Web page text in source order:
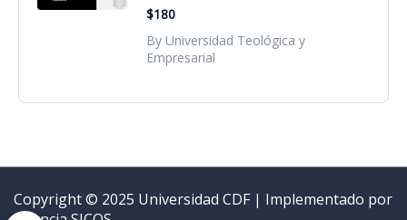
$180
By Universidad Teológica y
Empresarial
Copyright © 2025 Universidad CDF | Implementado por